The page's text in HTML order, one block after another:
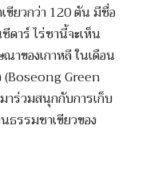
ขียวกว่า 120 ตัน มีชื่อ
ดาร์ ไร่ชานี้จะเห็น
าของเกาหลี ในเดือน
(Boseong Green
าร่วมสนุกกับการเก็บ
ธรรมชาเขียวของ